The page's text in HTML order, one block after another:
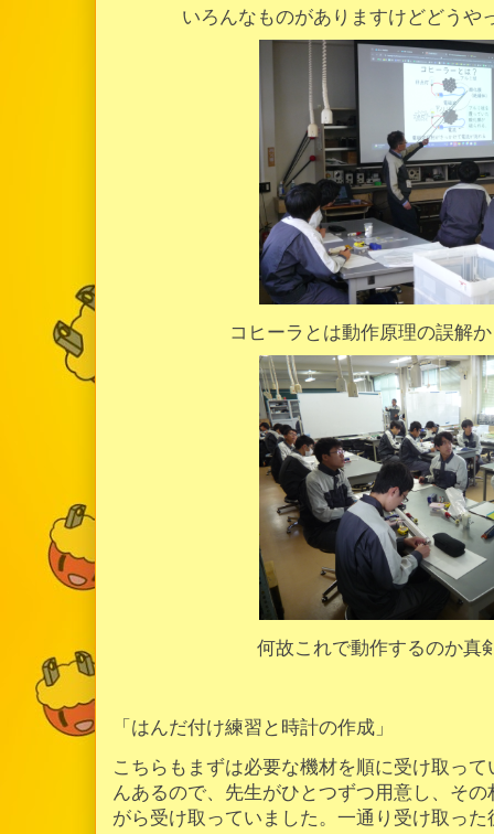
いろんなものがありますけどどうや
コヒーラとは動作原理の誤解
何故これで動作するのか真
「はんだ付け練習と時計の作成」
こちらもまずは必要な機材を順に受け取っ
んあるので、先生がひとつずつ用意し、そ
がら受け取っていました。一通り受け取っ